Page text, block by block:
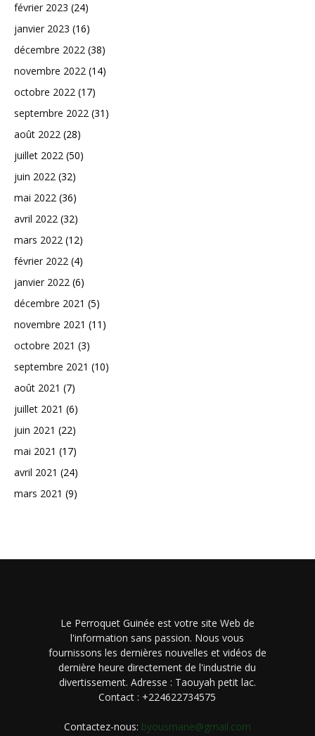
février 2023 (24)
janvier 2023 (16)
décembre 2022 (38)
novembre 2022 (14)
octobre 2022 (17)
septembre 2022 (31)
août 2022 (28)
juillet 2022 (50)
juin 2022 (32)
mai 2022 (36)
avril 2022 (32)
mars 2022 (12)
février 2022 (4)
janvier 2022 (6)
décembre 2021 (5)
novembre 2021 (11)
octobre 2021 (3)
septembre 2021 (10)
août 2021 (7)
juillet 2021 (6)
juin 2021 (22)
mai 2021 (17)
avril 2021 (24)
mars 2021 (9)
Le Perroquet Guinée est votre site Web de
l'information sans passion. Nous vous
fournissons les dernières nouvelles et vidéos de
dernière heure directement de l'industrie du
divertissement. Adresse : Taouyah petit lac.
Contact : +224622734575
Contactez-nous: byousmane@gmail.com